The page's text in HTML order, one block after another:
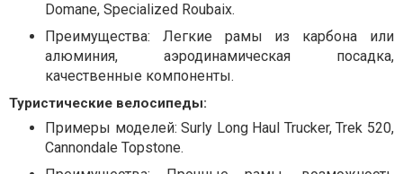
Domane, Specialized Roubaix.
Преимущества: Легкие рамы из карбона или
алюминия, аэродинамическая посадка,
качественные компоненты.
Туристические велосипеды:
Примеры моделей: Surly Long Haul Trucker, Trek 520,
Cannondale Topstone.